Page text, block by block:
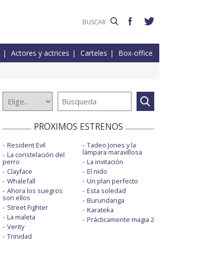
Actores y actrices Carteles Box-office
PROXIMOS ESTRENOS
Resident Evil
La constelación del
perro
Clayface
Whalefall
Ahora los suegros
son ellos
Street Fighter
La maleta
Verity
Trinidad
Tadeo Jones y la
lámpara maravillosa
La invitación
El nido
Un plan perfecto
Esta soledad
Burundanga
Karateka
Prácticamente magia 2